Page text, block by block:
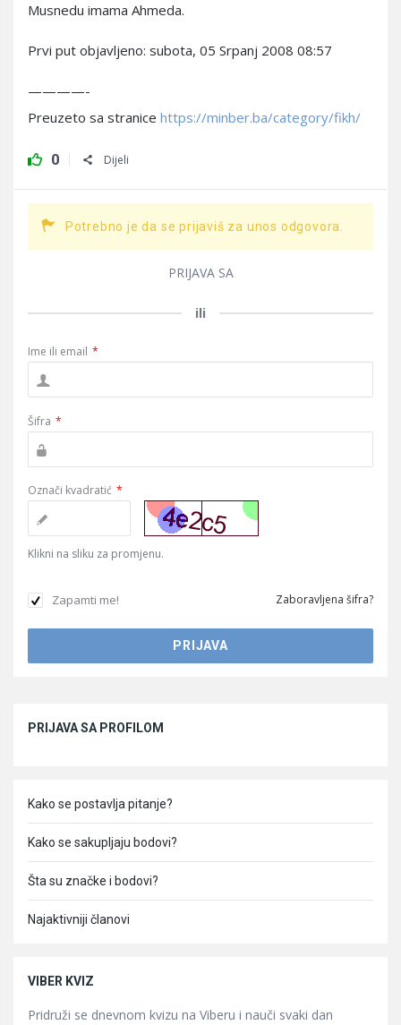
Musnedu imama Ahmeda.
Prvi put objavljeno: subota, 05 Srpanj 2008 08:57
————-
Preuzeto sa stranice https://minber.ba/category/fikh/
0 Dijeli
Potrebno je da se prijaviš za unos odgovora.
PRIJAVA SA
ili
Ime ili email *
Šifra *
Označi kvadratić *
Klikni na sliku za promjenu.
Zapamti me! Zaboravljena šifra?
PRIJAVA SA PROFILOM
Kako se postavlja pitanje?
Kako se sakupljaju bodovi?
Šta su značke i bodovi?
Najaktivniji članovi
VIBER KVIZ
Pridruži se dnevnom kvizu na Viberu i nauči svaki dan